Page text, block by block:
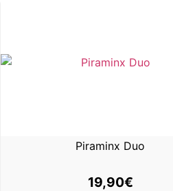
Piraminx Duo
19,90€